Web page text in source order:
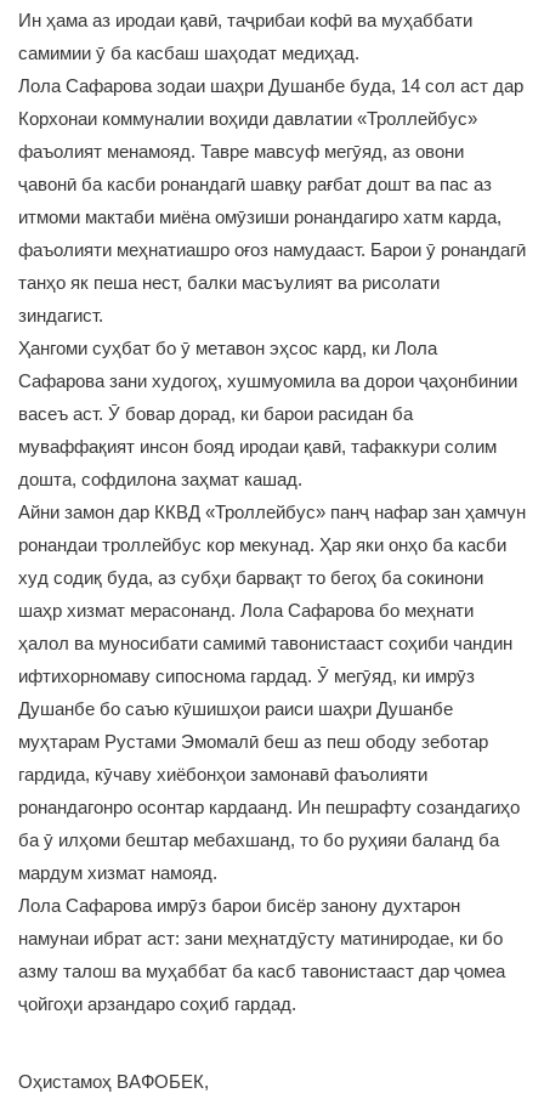
Ин ҳама аз иродаи қавӣ, таҷрибаи кофӣ ва муҳаббати
самимии ӯ ба касбаш шаҳодат медиҳад.
Лола Сафарова зодаи шаҳри Душанбе буда, 14 сол аст дар
Корхонаи коммуналии воҳиди давлатии «Троллейбус»
фаъолият менамояд. Тавре мавсуф мегӯяд, аз овони
ҷавонӣ ба касби ронандагӣ шавқу рағбат дошт ва пас аз
итмоми мактаби миёна омӯзиши ронандагиро хатм карда,
фаъолияти меҳнатиашро оғоз намудааст. Барои ӯ ронандагӣ
танҳо як пеша нест, балки масъулият ва рисолати
зиндагист.
Ҳангоми суҳбат бо ӯ метавон эҳсос кард, ки Лола
Сафарова зани худогоҳ, хушмуомила ва дорои ҷаҳонбинии
васеъ аст. Ӯ бовар дорад, ки барои расидан ба
муваффақият инсон бояд иродаи қавӣ, тафаккури солим
дошта, софдилона заҳмат кашад.
Айни замон дар ККВД «Троллейбус» панҷ нафар зан ҳамчун
ронандаи троллейбус кор мекунад. Ҳар яки онҳо ба касби
худ содиқ буда, аз субҳи барвақт то бегоҳ ба сокинони
шаҳр хизмат мерасонанд. Лола Сафарова бо меҳнати
ҳалол ва муносибати самимӣ тавонистааст соҳиби чандин
ифтихорномаву сипоснома гардад. Ӯ мегӯяд, ки имрӯз
Душанбе бо саъю кӯшишҳои раиси шаҳри Душанбе
муҳтарам Рустами Эмомалӣ беш аз пеш ободу зеботар
гардида, кӯчаву хиёбонҳои замонавӣ фаъолияти
ронандагонро осонтар кардаанд. Ин пешрафту созандагиҳо
ба ӯ илҳоми бештар мебахшанд, то бо руҳияи баланд ба
мардум хизмат намояд.
Лола Сафарова имрӯз барои бисёр занону духтарон
намунаи ибрат аст: зани меҳнатдӯсту матиниродае, ки бо
азму талош ва муҳаббат ба касб тавонистааст дар ҷомеа
ҷойгоҳи арзандаро соҳиб гардад.
Оҳистамоҳ ВАФОБЕК,